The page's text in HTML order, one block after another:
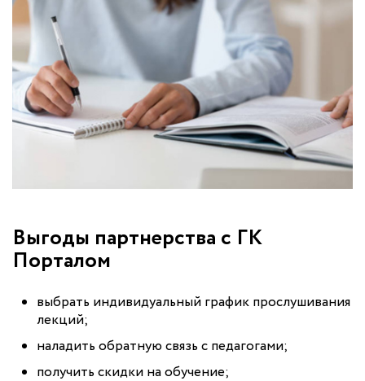
Выгоды партнерства с ГК
Порталом
выбрать индивидуальный график прослушивания
лекций;
наладить обратную связь с педагогами;
получить скидки на обучение;